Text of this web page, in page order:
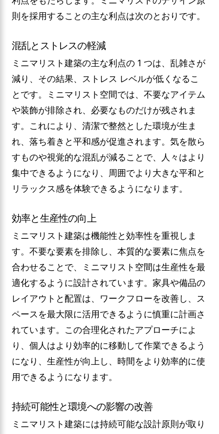
則を採用することの主な利点は次のとおりです。
混乱とストレスの軽減
ミニマリスト建築の主な利点の 1 つは、乱雑さが
減り、その結果、ストレス レベルが低くなるこ
とです。ミニマリスト空間では、不要なアイテム
や装飾が排除され、必要なものだけが残されま
す。これにより、清潔で整然とした環境が生ま
れ、落ち着きと平和感が促進されます。気を散ら
すものや視覚的な混乱が減ることで、人々はより
集中できるようになり、周囲でより大きな平和と
リラックス感を体験できるようになります。
効率と生産性の向上
ミニマリスト建築は機能性と効率性を重視しま
す。不要な要素を排除し、本質的な要素に焦点を
合わせることで、ミニマリスト空間は生産性を最
適化するように設計されています。家具や備品の
レイアウトと配置は、ワークフローを改善し、ス
ペースを最大限に活用できるように慎重に計画さ
れています。この合理化されたアプローチによ
り、個人はより効率的に移動して作業できるよう
になり、生産性が向上し、時間をより効率的に使
用できるようになります。
持続可能性と環境への影響の改善
ミニマリスト建築には持続可能な設計原則が取り